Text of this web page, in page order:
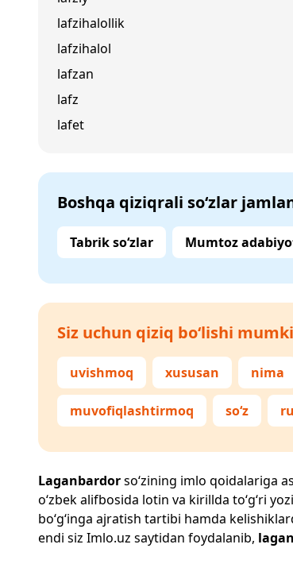
lafzihalollik
lafzihalol
lafzan
lafz
lafet
Boshqa qiziqrali so‘zlar
Tabrik so‘zlar Mumtoz
Siz uchun qiziq bo‘lishi
uvishmoq xususan nima
muvofiqlashtirmoq so‘z
Laganbardorso‘zining imlo qoidalariga
o‘zbek alifbosida lotin va kirillda to‘g‘ri
bo‘g‘inga ajratish tartibi hamda
endi siz Imlo.uz saytidan foydalanib,